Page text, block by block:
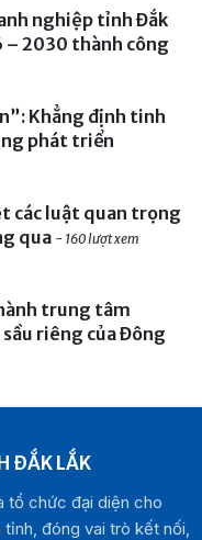
nghiệp tỉnh Đắk
– 2030 thành công
Khẳng định tinh
phát triển
các luật quan trọng
qua - 160 lượt xem
trung tâm
riêng của Đông
ĐẮK LẮK
tổ chức đại diện cho
đóng vai trò kết nối,